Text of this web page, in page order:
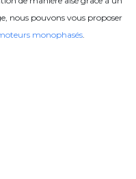
nous pouvons vous proposer
monophasés.